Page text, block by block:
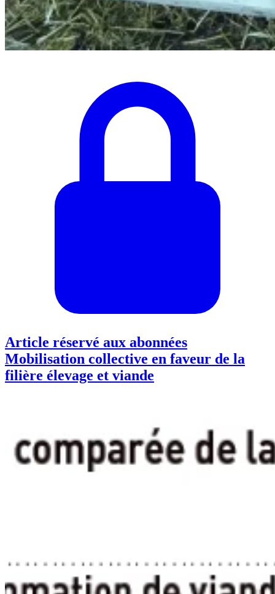
Article réservé aux abonnées
Mobilisation collective en faveur de la
filière élevage et viande